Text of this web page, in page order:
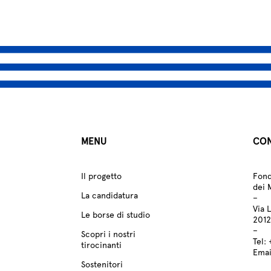
MENU
Il progetto
La candidatura
Le borse di studio
Scopri i nostri
tirocinanti
Sostenitori
dei
–
Via
–
Tel: